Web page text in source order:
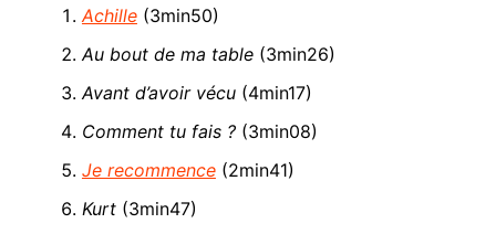
Achille(3min50)
Au bout de ma table(3min26)
Avant d’avoir vécu(4min17)
Comment tu fais ?(3min08)
Je recommence(2min41)
Kurt(3min47)